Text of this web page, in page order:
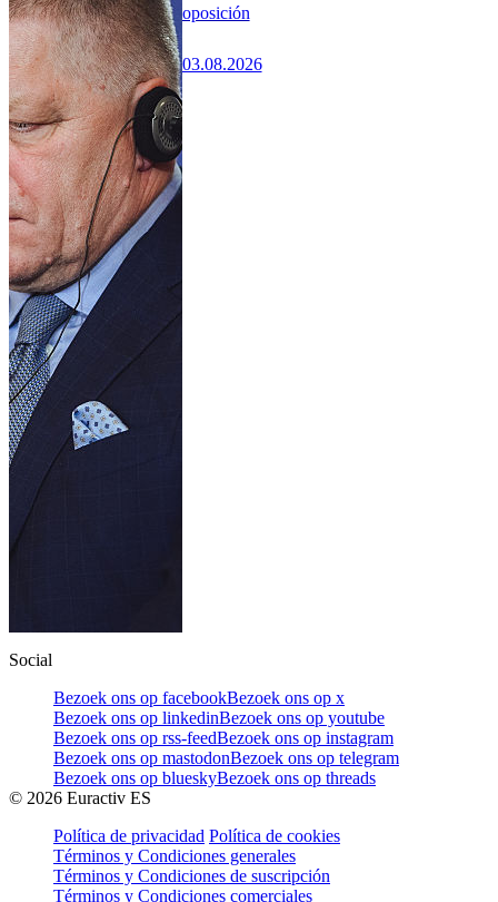
oposición
03.08.2026
Social
Bezoek ons op facebookBezoek ons op x
Bezoek ons op linkedinBezoek ons op youtube
Bezoek ons op rss-feedBezoek ons op instagram
Bezoek ons op mastodonBezoek ons op telegram
Bezoek ons op blueskyBezoek ons op threads
© 2026 Euractiv ES
Política de privacidad Política de cookies
Términos y Condiciones generales
Términos y Condiciones de suscripción
Términos y Condiciones comerciales